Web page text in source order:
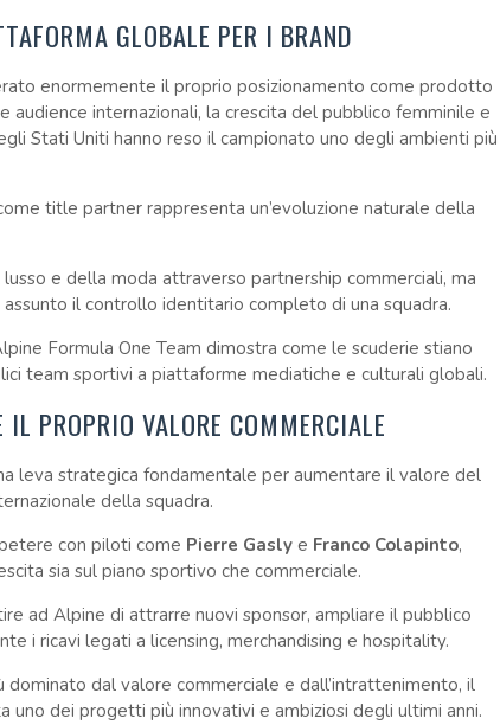
GLOBALE PER I BRAND
enormemente il proprio posizionamento come prodotto
audience internazionali, la crescita del pubblico femminile e
Stati Uniti hanno reso il campionato uno degli ambienti più
title partner rappresenta un’evoluzione naturale della
e della moda attraverso partnership commerciali, ma
assunto il controllo identitario completo di una squadra.
Formula One Team dimostra come le scuderie stiano
team sportivi a piattaforme mediatiche e culturali globali.
PROPRIO VALORE COMMERCIALE
leva strategica fondamentale per aumentare il valore del
della squadra.
con piloti come Pierre Gaslye Franco Colapinto,
sia sul piano sportivo che commerciale.
ad Alpine di attrarre nuovi sponsor, ampliare il pubblico
i ricavi legati a licensing, merchandising e hospitality.
dominato dal valore commerciale e dall’intrattenimento, il
uno dei progetti più innovativi e ambiziosi degli ultimi anni.